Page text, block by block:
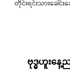
တိုင်းရင်းသားခေါင်
ဗုဒ္ဓဟူးန